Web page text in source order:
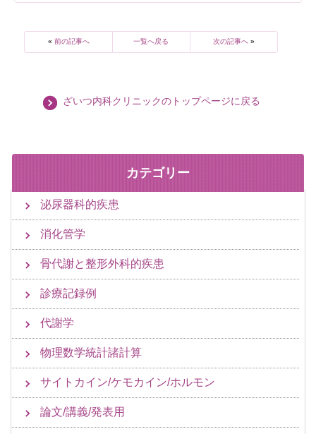
« 前の記事へ 一覧へ戻る 次の記事へ»
ざいつ内科クリニックのトップページに戻る
カテゴリー
泌尿器科的疾患
消化管学
骨代謝と整形外科的疾患
診療記録例
代謝学
物理数学統計諸計算
サイトカイン/ケモカイン/ホルモン
論文/講義/発表用